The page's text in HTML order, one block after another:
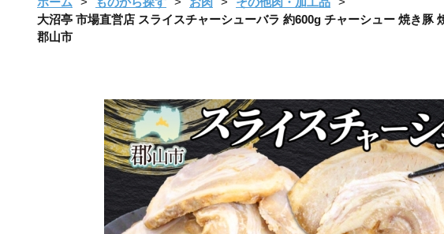
大沼亭 市場直営店 スライスチャーシューバラ 約600g チャーシュー 焼き
郡山市